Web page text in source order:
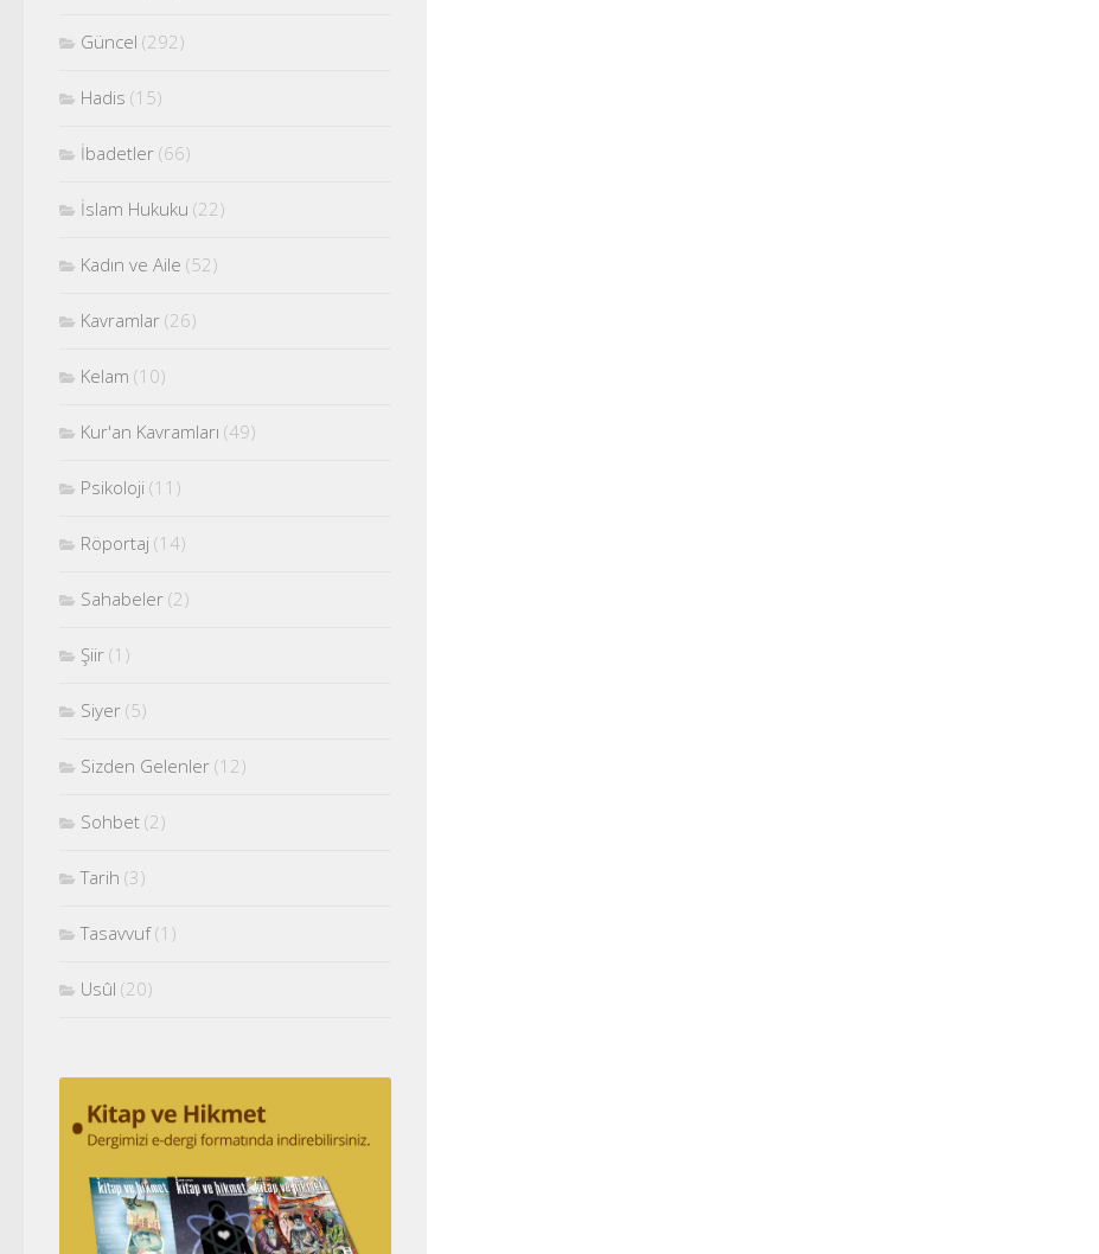
Güncel (292)
Hadis (15)
İbadetler (66)
İslam Hukuku (22)
Kadın ve Aile (52)
Kavramlar (26)
Kelam (10)
Kur'an Kavramları (49)
Psikoloji (11)
Röportaj (14)
Sahabeler (2)
Şiir (1)
Siyer (5)
Sizden Gelenler (12)
Sohbet (2)
Tarih (3)
Tasavvuf(1)
Usûl (20)